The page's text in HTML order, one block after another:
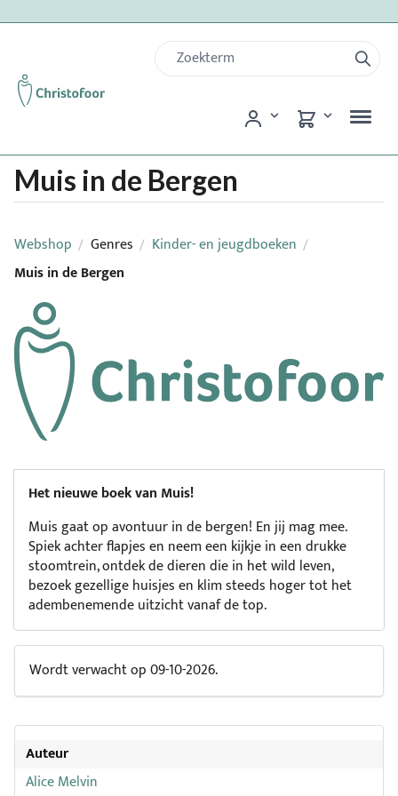
Muis in de Bergen
Webshop / Genres / Kinder- en jeugdboeken /
Muis in de Bergen
Het nieuwe boek van Muis!
Muis gaat op avontuur in de bergen! En jij mag mee.
Spiek achter flapjes en neem een kijkje in een drukke
stoomtrein, ontdek de dieren die in het wild leven,
bezoek gezellige huisjes en klim steeds hoger tot het
adembenemende uitzicht vanaf de top.
Wordt verwacht op 09-10-2026.
Auteur
Alice Melvin